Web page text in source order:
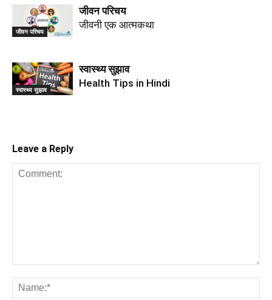
जीवन परिचय
जीवन परिचय
जीवनी एक आत्मकथा
स्वास्थ्य सुझाव
स्वास्थ्य सुझाव
Health Tips in Hindi
Leave a Reply